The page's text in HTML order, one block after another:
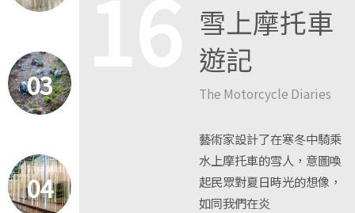
03
04
雪上摩托車
遊記
The Motorcycle Diaries
藝術家設計了在寒冬中騎乘
水上摩托車的雪人，意圖喚
起民眾對夏日時光的想像，
如同我們在炎